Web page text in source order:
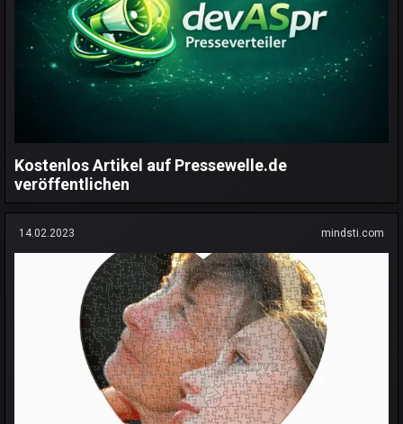
Kostenlos Artikel auf Pressewelle.de
veröffentlichen
14.02.2023 mindsti.com